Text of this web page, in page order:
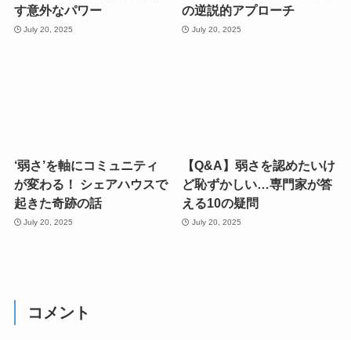
す意外なパワー
July 20, 2025
の逆説的アプローチ
July 20, 2025
‘弱さ’を軸にコミュニティ
が変わる！ シェアハウスで
起きた奇跡の話
July 20, 2025
【Q&A】弱さを認めたいけ
ど恥ずかしい…専門家が答
える10の疑問
July 20, 2025
コメント